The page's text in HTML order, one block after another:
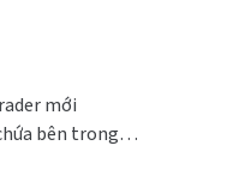
mới